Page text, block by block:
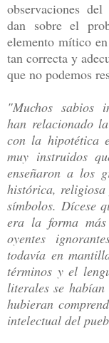
observaciones
dan sobre el
elemento mítico
tan correcta y
que no podemos
"Muchos sabios
han relacionado
con la hipotética
muy instruidos
enseñaron a los
histórica,
símbolos. Dícese
era la forma
oyentes
todavía en
términos y el
literales se habían
hubieran
intelectual del